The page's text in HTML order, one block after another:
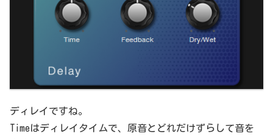
ディレイですね。
Timeはディレイタイムで、原音とどれだけずらして音を